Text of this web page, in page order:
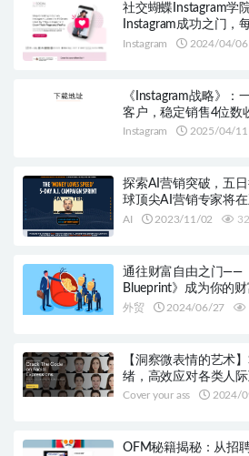
社交蝴蝶Instagram学
Instagram成功之门，
造社交媒体帝国
Instagram 2024/04/06
《Instagram战略》：
客户，稳定销售4位数
Instagram 2025/04/11
探索AI营销突破，五
球顶尖AI营销专家将
务！
AI 2023/11/02
通往财富自由之门——
Blueprint》成为你的
外贸 2024/06/27
【洞察微表情的艺术
绪，高效应对各类人
Cover your ass 2024/
OFM秘籍揭秘：从招